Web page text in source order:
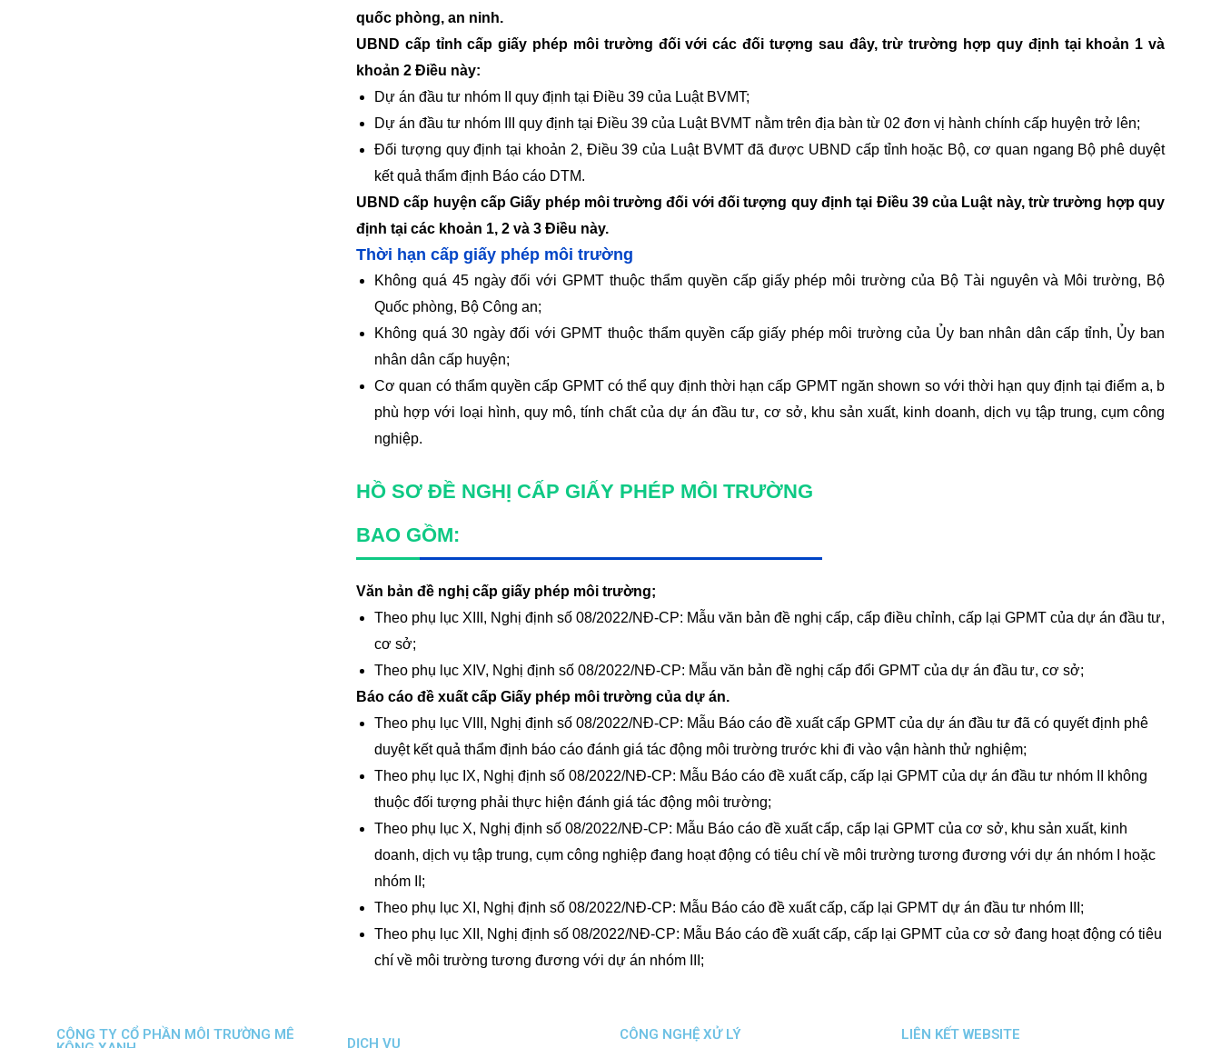
quốc phòng, an ninh.
UBND cấp tỉnh cấp giấy phép môi trường đối với các đối tượng sau đây, trừ trường hợp quy định tại khoản 1 và
khoản 2 Điều này:
Dự án đầu tư nhóm II quy định tại Điều 39 của Luật BVMT;
Dự án đầu tư nhóm III quy định tại Điều 39 của Luật BVMT nằm trên địa bàn từ 02 đơn vị hành chính cấp huyện trở lên;
Đối tượng quy định tại khoản 2, Điều 39 của Luật BVMT đã được UBND cấp tỉnh hoặc Bộ, cơ quan ngang Bộ phê duyệt
kết quả thẩm định Báo cáo DTM.
UBND cấp huyện cấp Giấy phép môi trường đối với đối tượng quy định tại Điều 39 của Luật này, trừ trường hợp quy
định tại các khoản 1, 2 và 3 Điều này.
Thời hạn cấp giấy phép môi trường
Không quá 45 ngày đối với GPMT thuộc thẩm quyền cấp giấy phép môi trường của Bộ Tài nguyên và Môi trường, Bộ
Quốc phòng, Bộ Công an;
Không quá 30 ngày đối với GPMT thuộc thẩm quyền cấp giấy phép môi trường của Ủy ban nhân dân cấp tỉnh, Ủy ban
nhân dân cấp huyện;
Cơ quan có thẩm quyền cấp GPMT có thể quy định thời hạn cấp GPMT ngăn shown so với thời hạn quy định tại điểm a, b
phù hợp với loại hình, quy mô, tính chất của dự án đầu tư, cơ sở, khu sản xuất, kinh doanh, dịch vụ tập trung, cụm công
nghiệp.
HỒ SƠ ĐỀ NGHỊ CẤP GIẤY PHÉP MÔI TRƯỜNG
BAO GỒM:
Văn bản đề nghị cấp giấy phép môi trường;
Theo phụ lục XIII, Nghị định số 08/2022/NĐ-CP: Mẫu văn bản đề nghị cấp, cấp điều chỉnh, cấp lại GPMT của dự án đầu tư,
cơ sở;
Theo phụ lục XIV, Nghị định số 08/2022/NĐ-CP: Mẫu văn bản đề nghị cấp đổi GPMT của dự án đầu tư, cơ sở;
Báo cáo đề xuất cấp Giấy phép môi trường của dự án.
Theo phụ lục VIII, Nghị định số 08/2022/NĐ-CP: Mẫu Báo cáo đề xuất cấp GPMT của dự án đầu tư đã có quyết định phê
duyệt kết quả thẩm định báo cáo đánh giá tác động môi trường trước khi đi vào vận hành thử nghiệm;
Theo phụ lục IX, Nghị định số 08/2022/NĐ-CP: Mẫu Báo cáo đề xuất cấp, cấp lại GPMT của dự án đầu tư nhóm II không
thuộc đối tượng phải thực hiện đánh giá tác động môi trường;
Theo phụ lục X, Nghị định số 08/2022/NĐ-CP: Mẫu Báo cáo đề xuất cấp, cấp lại GPMT của cơ sở, khu sản xuất, kinh
doanh, dịch vụ tập trung, cụm công nghiệp đang hoạt động có tiêu chí về môi trường tương đương với dự án nhóm I hoặc
nhóm II;
Theo phụ lục XI, Nghị định số 08/2022/NĐ-CP: Mẫu Báo cáo đề xuất cấp, cấp lại GPMT dự án đầu tư nhóm III;
Theo phụ lục XII, Nghị định số 08/2022/NĐ-CP: Mẫu Báo cáo đề xuất cấp, cấp lại GPMT của cơ sở đang hoạt động có tiêu
chí về môi trường tương đương với dự án nhóm III;
CÔNG TY CỔ PHẦN MÔI TRƯỜNG MÊ
DỊCH VỤ
CÔNG NGHỆ XỬ LÝ LIÊN KẾT WEBSITE